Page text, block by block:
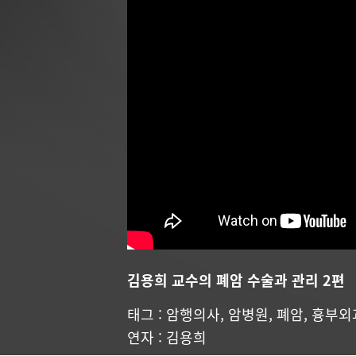
김용희 교수의 폐암 수술과 관리 2편
태그 : 암행의사, 암병원, 폐암, 흉부외
연자 : 김용희